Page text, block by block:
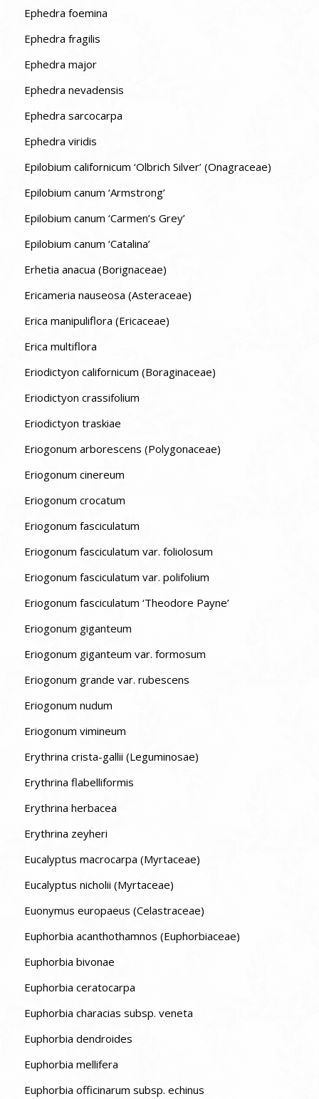
Ephedra foemina
Ephedra fragilis
Ephedra major
Ephedra nevadensis
Ephedra sarcocarpa
Ephedra viridis
Epilobium californicum ‘Olbrich Silver’ (Onagraceae)
Epilobium canum ‘Armstrong’
Epilobium canum ‘Carmen’s Grey’
Epilobium canum ‘Catalina’
Erhetia anacua (Borignaceae)
Ericameria nauseosa (Asteraceae)
Erica manipuliflora (Ericaceae)
Erica multiflora
Eriodictyon californicum (Boraginaceae)
Eriodictyon crassifolium
Eriodictyon traskiae
Eriogonum arborescens (Polygonaceae)
Eriogonum cinereum
Eriogonum crocatum
Eriogonum fasciculatum
Eriogonum fasciculatum var. foliolosum
Eriogonum fasciculatum var. polifolium
Eriogonum fasciculatum ‘Theodore Payne’
Eriogonum giganteum
Eriogonum giganteum var. formosum
Eriogonum grande var. rubescens
Eriogonum nudum
Eriogonum vimineum
Erythrina crista-gallii (Leguminosae)
Erythrina flabelliformis
Erythrina herbacea
Erythrina zeyheri
Eucalyptus macrocarpa (Myrtaceae)
Eucalyptus nicholii (Myrtaceae)
Euonymus europaeus (Celastraceae)
Euphorbia acanthothamnos (Euphorbiaceae)
Euphorbia bivonae
Euphorbia ceratocarpa
Euphorbia characias subsp. veneta
Euphorbia dendroides
Euphorbia mellifera
Euphorbia officinarum subsp. echinus